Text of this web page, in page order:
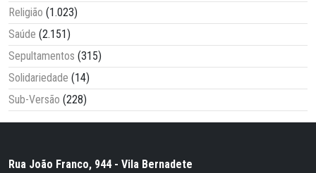
Religião (1.023)
Saúde (2.151)
Sepultamentos (315)
Solidariedade (14)
Sub-Versão (228)
Rua João Franco, 944 - Vila Bernadete